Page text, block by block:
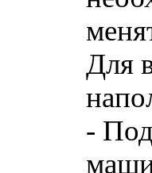
Для
-